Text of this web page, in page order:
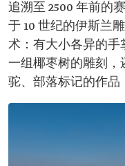
追溯至 2500 年前的
于 10 世纪的伊斯兰
术：有大小各异的手
一组椰枣树的雕刻，
驼、部落标记的作品